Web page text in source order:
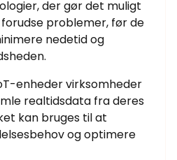
der gør det muligt
problemer, før de
nedetid og
enheder virksomheder
realtidsdata fra deres
kan bruges til at
og optimere